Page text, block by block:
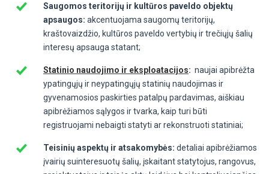
Saugomos teritorijų ir kultūros paveldo objektų
apsaugos: akcentuojama saugomų teritorijų,
kraštovaizdžio, kultūros paveldo vertybių ir trečiųjų šalių
interesų apsauga statant;
Statinio naudojimo ir eksploatacijos: naujai apibrėžta
ypatingųjų ir neypatingųjų statinių naudojimas ir
gyvenamosios paskirties patalpų pardavimas, aiškiau
apibrėžiamos sąlygos ir tvarka, kaip turi būti
registruojami nebaigti statyti ar rekonstruoti statiniai;
Teisinių aspektų ir atsakomybės: detaliai apibrėžiamos
įvairių suinteresuotų šalių, įskaitant statytojus, rangovus,